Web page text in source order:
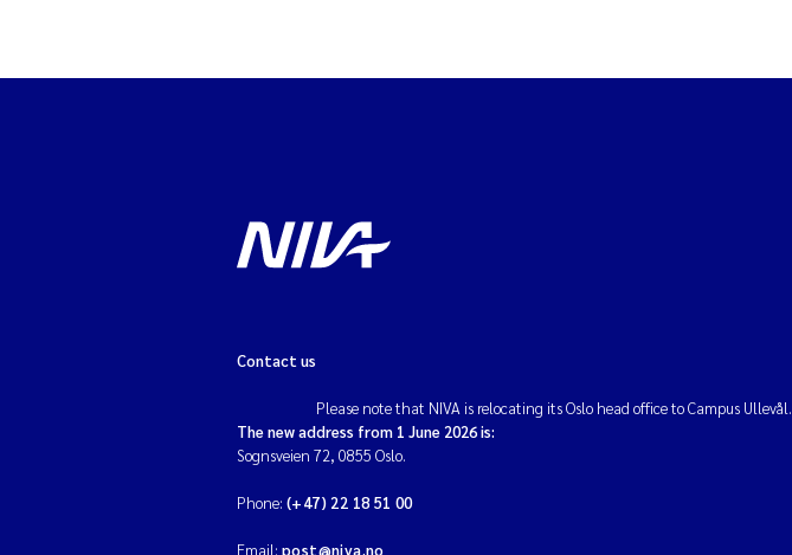
Contact us
Please note that NIVA is relocating its Oslo head office to Campus Ullevål.
The new address from 1 June 2026 is:
Sognsveien 72, 0855 Oslo.
Phone: (+47) 22 18 51 00
Email: post@niva.no